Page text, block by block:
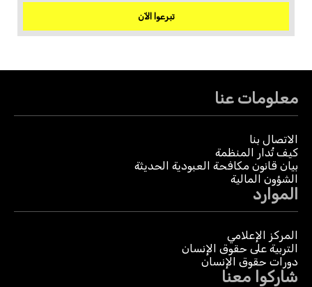
تبرعوا الآن
معلومات عنا
الاتصال بنا
كيف تُدار المنظمة
بيان قانون مكافحة العبودية الحديثة
الشؤون المالية
الموارد
المركز الإعلامي
التربية على حقوق الإنسان
دورات حقوق الإنسان
شاركوا معنا